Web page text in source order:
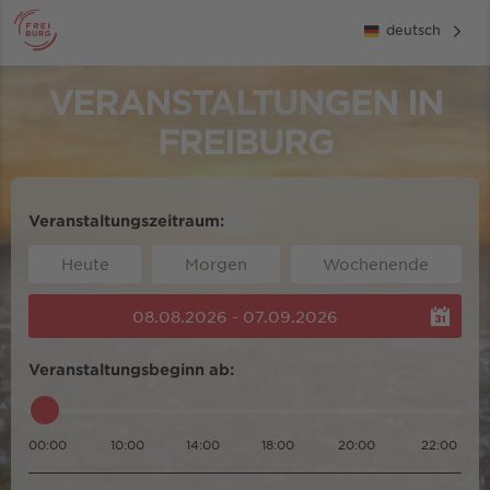
deutsch
VERANSTALTUNGEN IN
FREIBURG
Veranstaltungszeitraum:
Heute Morgen Wochenende
08.08.2026 - 07.09.2026
Veranstaltungsbeginn ab:
00:00 10:00 14:00 18:00 20:00 22:00